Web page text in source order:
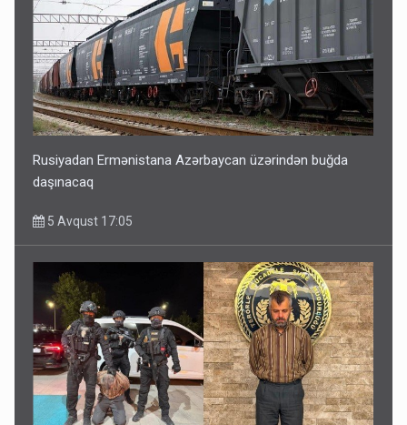
Rusiyadan Ermənistana Azərbaycan üzərindən buğda
daşınacaq
5 Avqust 17:05